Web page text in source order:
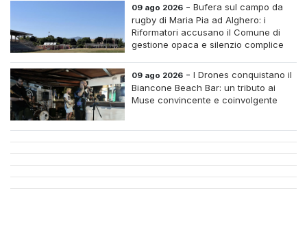
09 ago 2026 -Bufera sul campo da
rugby di Maria Pia ad Alghero: i
Riformatori accusano il Comune di
gestione opaca e silenzio complice
09 ago 2026 -I Drones conquistano il
Biancone Beach Bar: un tributo ai
Muse convincente e coinvolgente